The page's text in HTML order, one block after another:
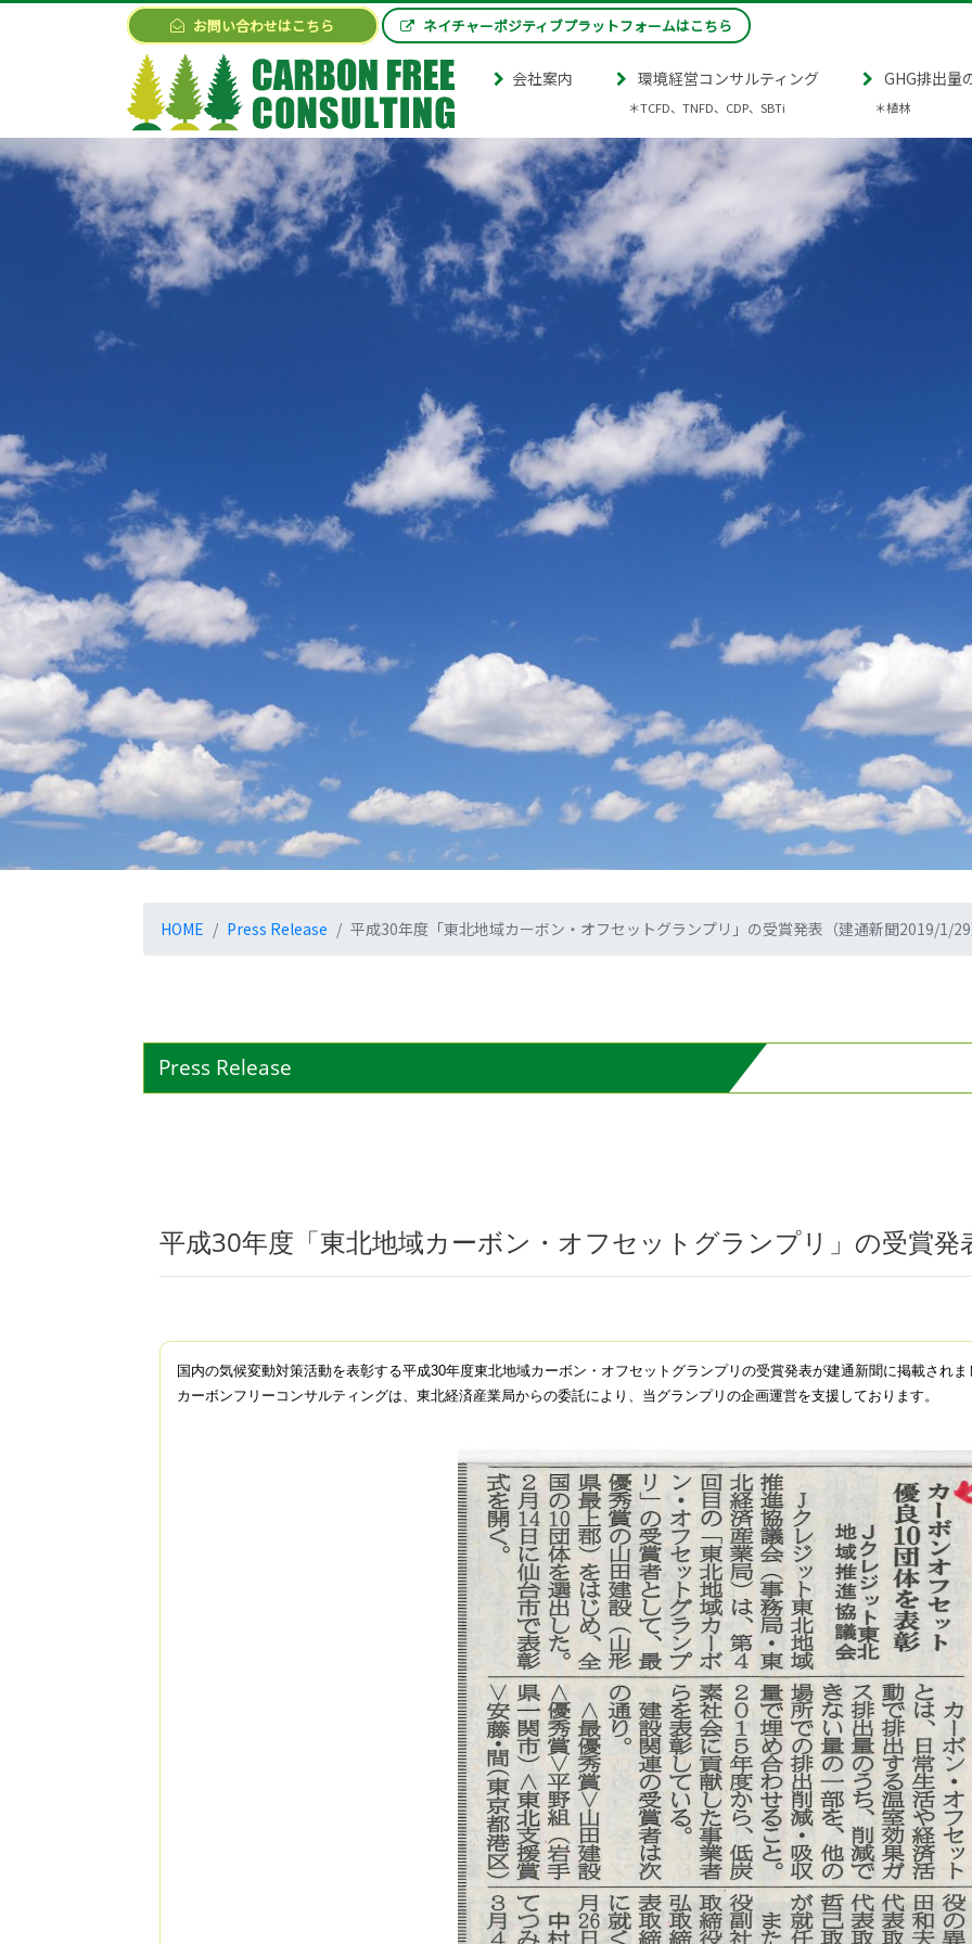
お問い合わせはこちら ネイチャーポジティブプラットフォームはこちら
会社案内 環境経営コンサルティング
＊TCFD、TNFD、CDP、SBTi
GHG排出量
＊植林
お知らせ
HOME Press Release 平成30年度「東北地域カーボン・オフセットグランプリ」の受賞発表（建通新聞2019/1/
Press Release
平成30年度「東北地域カーボン・オフセットグランプリ」の受賞
国内の気候変動対策活動を表彰する平成30年度東北地域カーボン ・ オフセットグランプリの受賞発表が建通新聞に掲載されま
カーボンフリーコンサルティングは、 東北経済産業局からの委託により、 当グランプリの企画運営を支援しております。